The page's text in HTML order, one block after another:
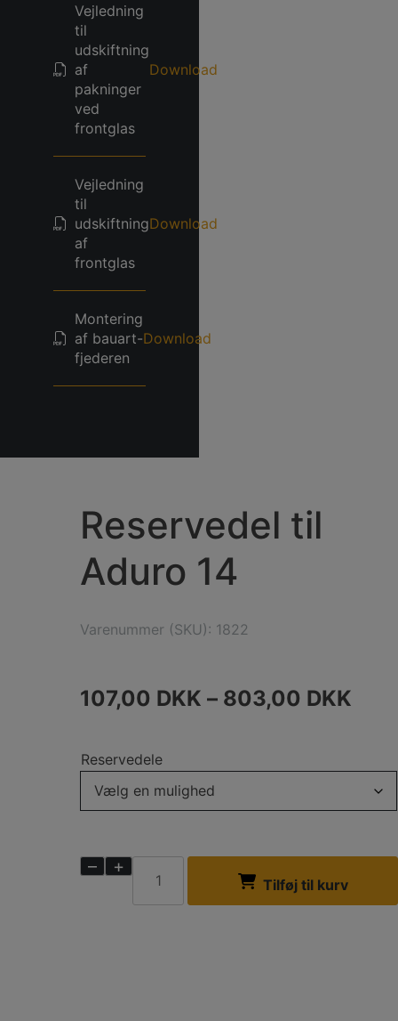
Vejledning
til
udskiftning
af
pakninger
ved
frontglas
Download
Vejledning
til
udskiftning
af
frontglas
Download
Montering
af bauart-
fjederen
Download
Reservedel til
Aduro 14
Varenummer (SKU): 1822
107,00 DKK – 803,00 DKK
Reservedele
–
Aduro
+
Tilføj til kurv